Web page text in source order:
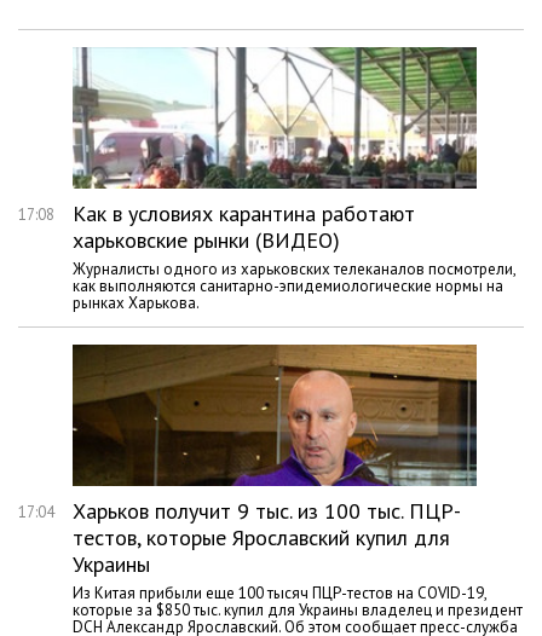
17:08
Как в условиях карантина работают
харьковские рынки (ВИДЕО)
Журналисты одного из харьковских телеканалов посмотрели,
как выполняются санитарно-эпидемиологические нормы на
рынках Харькова.
17:04
Харьков получит 9 тыс. из 100 тыс. ПЦР-
тестов, которые Ярославский купил для
Украины
Из Китая прибыли еще 100 тысяч ПЦР-тестов на COVID-19,
которые за $850 тыс. купил для Украины владелец и президент
DCH Александр Ярославский. Об этом сообщает пресс-служба